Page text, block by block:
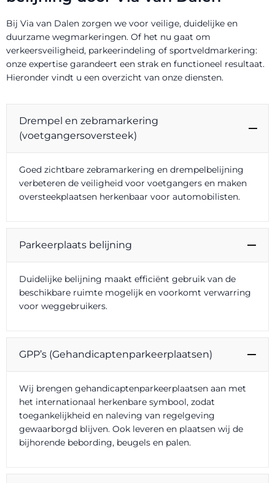
Bij Via van Dalen zorgen we voor veilige, duidelijke en
duurzame wegmarkeringen. Of het nu gaat om
verkeersveiligheid, parkeerindeling of sportveldmarkering:
onze expertise garandeert een strak en functioneel resultaat.
Hieronder vindt u een overzicht van onze diensten.
Drempel en zebramarkering
(voetgangersoversteek)
Goed zichtbare zebramarkering en drempelbelijning
verbeteren de veiligheid voor voetgangers en maken
oversteekplaatsen herkenbaar voor automobilisten.
Parkeerplaats belijning
Duidelijke belijning maakt efficiënt gebruik van de
beschikbare ruimte mogelijk en voorkomt verwarring
voor weggebruikers.
GPP’s (Gehandicaptenparkeerplaatsen)
Wij brengen gehandicaptenparkeerplaatsen aan met
het internationaal herkenbare symbool, zodat
toegankelijkheid en naleving van regelgeving
gewaarborgd blijven. Ook leveren en plaatsen wij de
bijhorende bebording, beugels en palen.